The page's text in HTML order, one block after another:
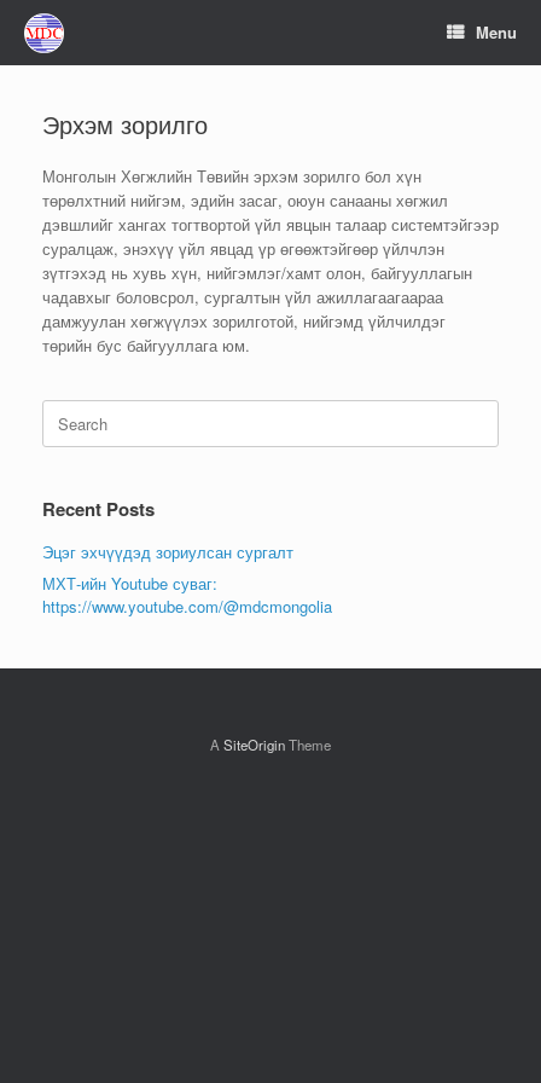
content
Menu
Эрхэм зорилго
Монголын Хөгжлийн Төвийн эрхэм зорилго бол хүн
төрөлхтний нийгэм, эдийн засаг, оюун санааны хөгжил
дэвшлийг хангах тогтвортой үйл явцын талаар системтэйгээр
суралцаж, энэхүү үйл явцад үр өгөөжтэйгөөр үйлчлэн
зүтгэхэд нь хувь хүн, нийгэмлэг/хамт олон, байгууллагын
чадавхыг боловсрол, сургалтын үйл ажиллагаагаараа
дамжуулан хөгжүүлэх зорилготой, нийгэмд үйлчилдэг
төрийн бус байгууллага юм.
Search
for:
Recent Posts
Эцэг эхчүүдэд зориулсан сургалт
МХТ-ийн Youtube суваг:
https://www.youtube.com/@mdcmongolia
A SiteOriginTheme